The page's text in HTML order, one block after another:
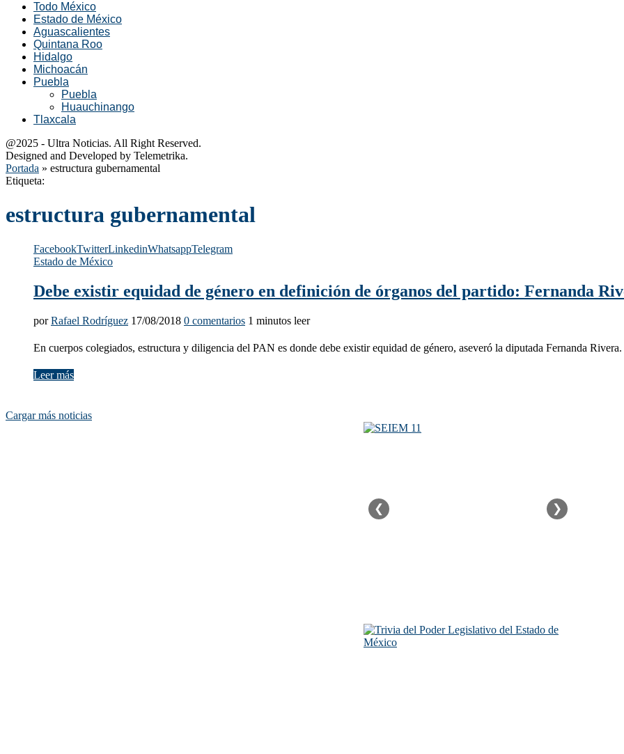
Todo México
Estado de México
Aguascalientes
Quintana Roo
Hidalgo
Michoacán
Puebla
Puebla
Huauchinango
Tlaxcala
@2025 - Ultra Noticias. All Right Reserved.
Designed and Developed by Telemetrika.
Portada » estructura gubernamental
Etiqueta:
estructura gubernamental
FacebookTwitterLinkedinWhatsappTelegram
Estado de México
Debe existir equidad de género en definición de órganos del partido: Fernanda
porRafael Rodríguez 17/08/2018 0 comentarios 1 minutos leer
En cuerpos colegiados, estructura y diligencia del PAN es donde debe existir equidad de género, aseveró la diputada Fernanda Rivera.
Leer más
Cargar más noticias
❮ ❯